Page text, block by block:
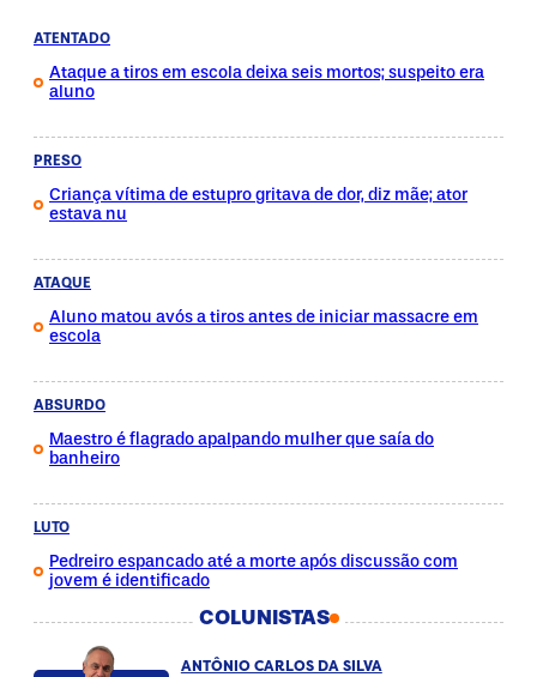
ATENTADO
Ataque a tiros em escola deixa seis mortos; suspeito era
aluno
PRESO
Criança vítima de estupro gritava de dor, diz mãe; ator
estava nu
ATAQUE
Aluno matou avós a tiros antes de iniciar massacre em
escola
ABSURDO
Maestro é flagrado apalpando mulher que saía do
banheiro
LUTO
Pedreiro espancado até a morte após discussão com
jovem é identificado
COLUNISTAS
ANTÔNIO CARLOS DA SILVA